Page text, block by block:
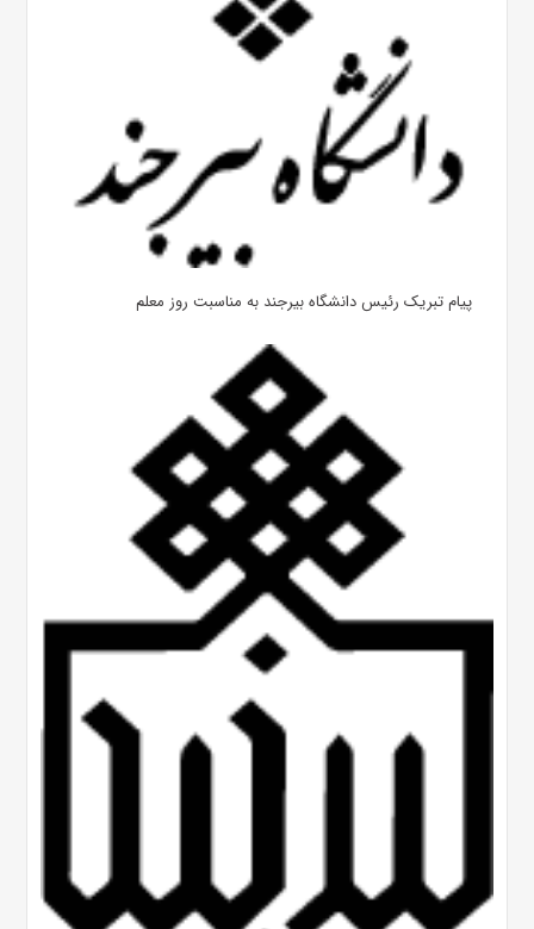
پیام تبریک رئیس دانشگاه بیرجند به مناسبت روز معلم